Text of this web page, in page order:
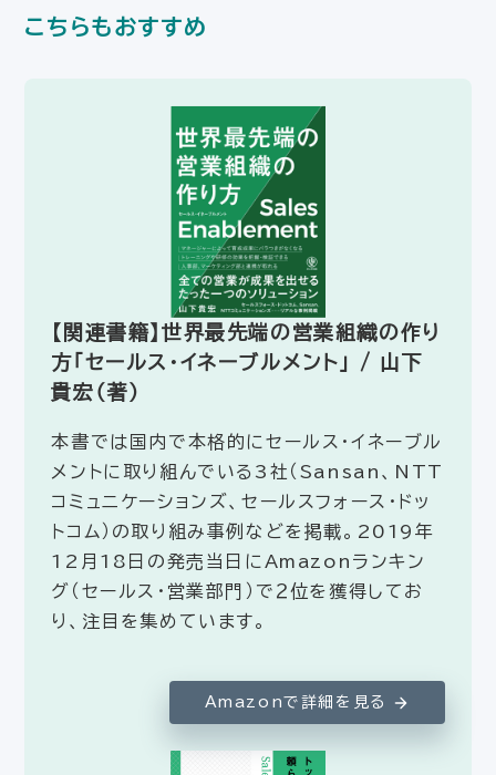
こちらもおすすめ
【関連書籍】世界最先端の営業組織の作り
方「セールス・イネーブルメント」 / 山下
貴宏（著）
本書では国内で本格的にセールス・イネーブル
メントに取り組んでいる3社（Sansan、NTT
コミュニケーションズ、セールスフォース・ドッ
トコム）の取り組み事例などを掲載。2019年
12月18日の発売当日にAmazonランキン
グ（セールス・営業部門）で２位を獲得してお
り、注目を集めています。
Amazonで詳細を見る